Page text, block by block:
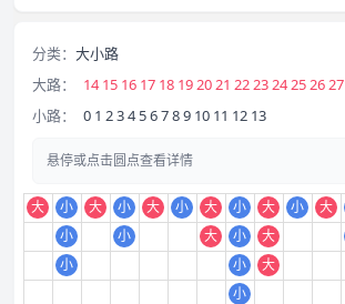
分类： 大小路
大路：
14 15 16 17 18 19 20 21 22 23 24 25 26 27
小路：
0 1 2 3 4 5 6 7 8 9 10 11 12 13
悬停或点击圆点查看详情
大
小
大
大
大
小
小
小
小
大
大
小
大
小
小
大
小
小
小
大